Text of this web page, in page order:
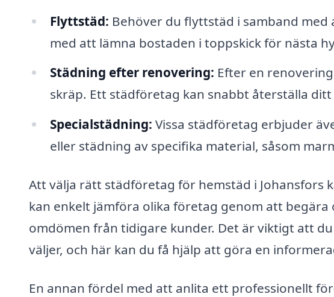
Flyttstäd: Behöver du flyttstäd i samband
med att lämna bostaden i toppskick för nästa
Städning efter renovering: Efter en
skräp. Ett städföretag kan snabbt återställa
Specialstädning: Vissa städföretag erbjuder
eller städning av specifika material, såsom
Att välja rätt städföretag för hemstäd i Johansfors
kan enkelt jämföra olika företag genom att
omdömen från tidigare kunder. Det är viktigt att
väljer, och här kan du få hjälp att göra en
En annan fördel med att anlita ett professionellt